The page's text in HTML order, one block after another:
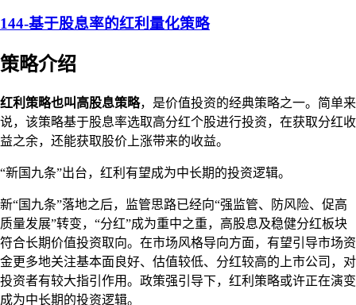
144-基于股息率的红利量化策略
策略介绍
红利策略也叫高股息策略，是价值投资的经典策略之一。简单来
说，该策略基于股息率选取高分红个股进行投资，在获取分红收
益之余，还能获取股价上涨带来的收益。
“新国九条”出台，红利有望成为中长期的投资逻辑。
新“国九条”落地之后，监管思路已经向“强监管、防风险、促高
质量发展”转变，“分红”成为重中之重，高股息及稳健分红板块
符合长期价值投资取向。在市场风格导向方面，有望引导市场资
金更多地关注基本面良好、估值较低、分红较高的上市公司，对
投资者有较大指引作用。政策强引导下，红利策略或许正在演变
成为中长期的投资逻辑。